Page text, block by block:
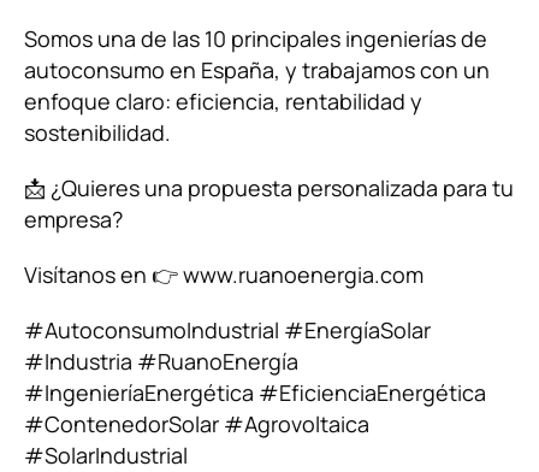
Somos una de las 10 principales ingenierías de
autoconsumo en España, y trabajamos con un
enfoque claro: eficiencia, rentabilidad y
sostenibilidad.
📩 ¿Quieres una propuesta personalizada para tu
empresa?
Visítanos en 👉 www.ruanoenergia.com
#AutoconsumoIndustrial #EnergíaSolar
#Industria #RuanoEnergía
#IngenieríaEnergética #EficienciaEnergética
#ContenedorSolar #Agrovoltaica
#SolarIndustrial